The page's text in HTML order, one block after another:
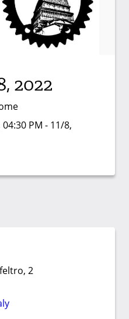
2022
04:30 PM - 11/8,
2